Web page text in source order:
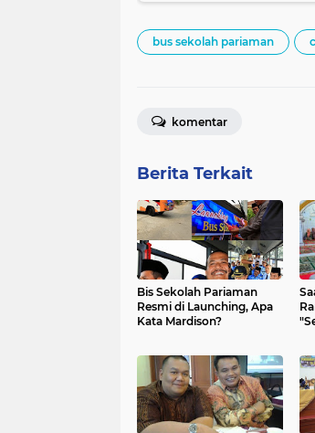
bus sekolah pariaman
komentar
Berita Terkait
Bis Sekolah Pariaman
Resmi di Launching, Apa
Kata Mardison?